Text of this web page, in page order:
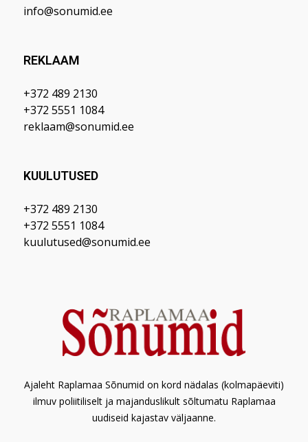
info@sonumid.ee
REKLAAM
+372 489 2130
+372 5551 1084
reklaam@sonumid.ee
KUULUTUSED
+372 489 2130
+372 5551 1084
kuulutused@sonumid.ee
Ajaleht Raplamaa Sõnumid on kord nädalas (kolmapäeviti)
ilmuv poliitiliselt ja majanduslikult sõltumatu Raplamaa
uudiseid kajastav väljaanne.